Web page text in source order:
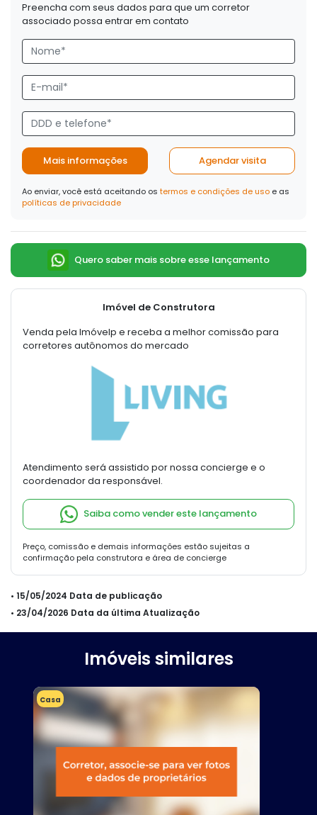
Preencha com seus dados para que um corretor
associado possa entrar em contato
Mais informações Agendar visita
Ao enviar, você está aceitando os termos e condições de uso e as
políticas de privacidade
Quero saber mais sobre esse lançamento
Imóvel de Construtora
Venda pela Imóvelp e receba a melhor comissão para
corretores autônomos do mercado
Atendimento será assistido por nossa concierge e o
coordenador da responsável.
Saiba como vender este lançamento
Preço, comissão e demais informações estão sujeitas a
confirmação pela construtora e área de concierge
• 15/05/2024 Data de publicação
• 23/04/2026 Data da última Atualização
Imóveis similares
Casa